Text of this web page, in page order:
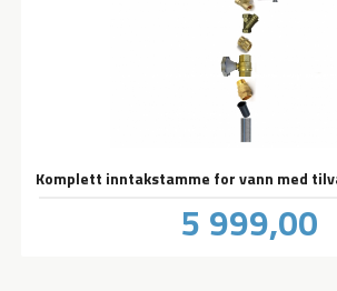
Pris
5 999,00mva.